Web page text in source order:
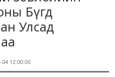
Бүгд
Улсад
04 12:00:00